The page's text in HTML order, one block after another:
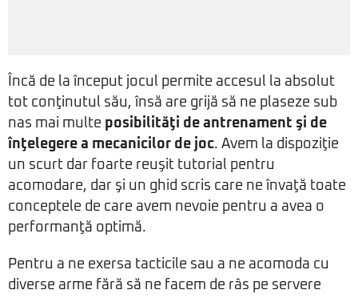
Încă de la început jocul permite accesul la absolut
tot conţinutul său, însă are grijă să ne plaseze sub
nas mai multe posibilităţi de antrenament şi de
înţelegere a mecanicilor de joc. Avem la dispoziţie
un scurt dar foarte reuşit tutorial pentru
acomodare, dar şi un ghid scris care ne învaţă toate
conceptele de care avem nevoie pentru a avea o
performanţă optimă.
Pentru a ne exersa tacticile sau a ne acomoda cu
diverse arme fără să ne facem de râs pe servere